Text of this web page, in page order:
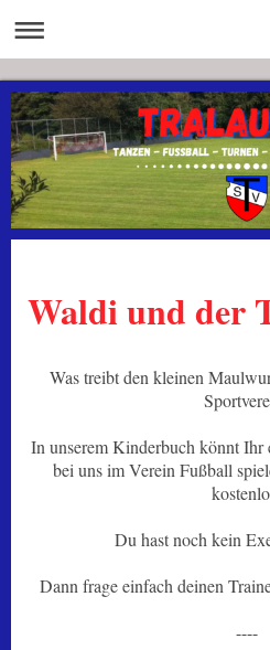
Waldi und der
Was treibt den kleinen
In unserem Kinderbuch könnt Ihr
bei uns im Verein Fußball
Du hast noch kein
Dann frage einfach deinen
----